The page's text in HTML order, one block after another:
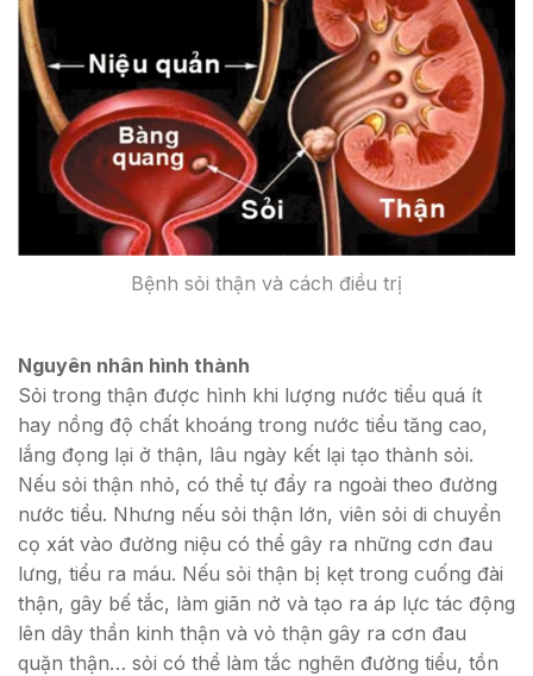
Bệnh sỏi thận và cách điều trị
Nguyên nhân hình thành
Sỏi trong thận được hình khi lượng nước tiểu quá ít
hay nồng độ chất khoáng trong nước tiểu tăng cao,
lắng đọng lại ở thận, lâu ngày kết lại tạo thành sỏi.
Nếu sỏi thận nhỏ, có thể tự đẩy ra ngoài theo đường
nước tiểu. Nhưng nếu sỏi thận lớn, viên sỏi di chuyển
cọ xát vào đường niệu có thể gây ra những cơn đau
lưng, tiểu ra máu. Nếu sỏi thận bị kẹt trong cuống đài
thận, gây bế tắc, làm giãn nở và tạo ra áp lực tác động
lên dây thần kinh thận và vỏ thận gây ra cơn đau
quặn thận… sỏi có thể làm tắc nghẽn đường tiểu, tồn